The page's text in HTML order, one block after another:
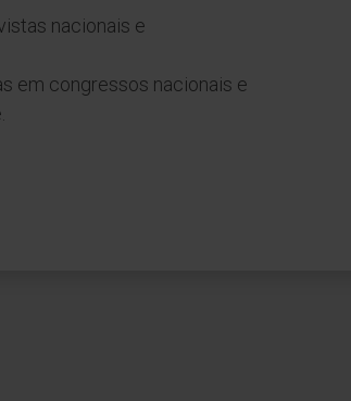
nacionais e
em congressos nacionais e